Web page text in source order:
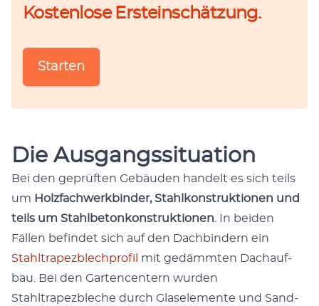
Kostenlose Ersteinschätzung.
Starten
Die Ausgangssituation
Bei den geprüften Gebäu­den han­delt es sich teils
um Holz­fach­w­erk­binder, Stahlkon­struk­tio­nen und
teils um Stahlbe­tonkon­struk­tio­nen . In bei­den
Fällen befind­et sich auf den Dachbindern ein
Stahltrapezblech­pro­fil
mit gedämmten Dachauf­
bau. Bei den Gar­ten­cen­tern wur­den
Stahltrapezbleche durch Glase­le­mente und Sand­